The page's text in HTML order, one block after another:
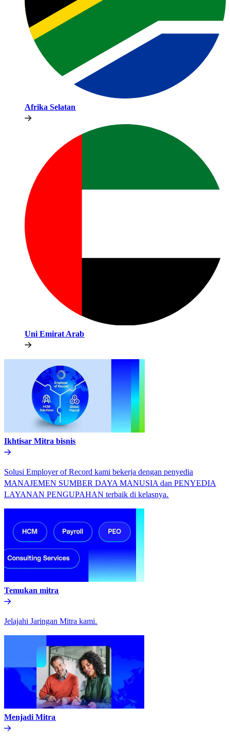
Afrika Selatan​​
Uni Emirat Arab​​
Ikhtisar Mitra bisnis​​
Solusi Employer of Record kami bekerja dengan penyedia
MANAJEMEN SUMBER DAYA MANUSIA dan PENYEDIA
LAYANAN PENGUPAHAN terbaik di kelasnya.​​
Temukan mitra​​
Jelajahi Jaringan Mitra kami.​​
Menjadi Mitra​​